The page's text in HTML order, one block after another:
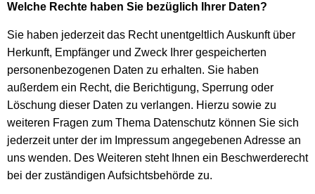
Welche Rechte haben Sie bezüglich Ihrer Daten?
Sie haben jederzeit das Recht unentgeltlich Auskunft über
Herkunft, Empfänger und Zweck Ihrer gespeicherten
personenbezogenen Daten zu erhalten. Sie haben
außerdem ein Recht, die Berichtigung, Sperrung oder
Löschung dieser Daten zu verlangen. Hierzu sowie zu
weiteren Fragen zum Thema Datenschutz können Sie sich
jederzeit unter der im Impressum angegebenen Adresse an
uns wenden. Des Weiteren steht Ihnen ein Beschwerderecht
bei der zuständigen Aufsichtsbehörde zu.